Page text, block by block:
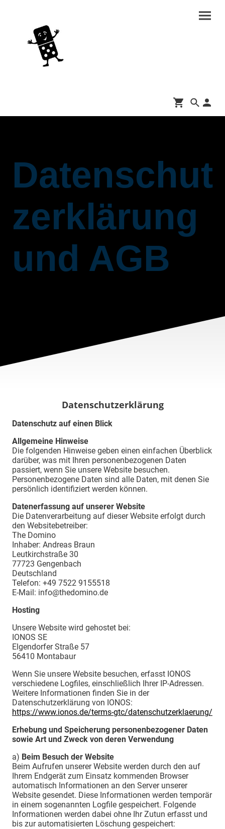
Datenschut
zerklärung
und AGB
Datenschutzerklärung
Datenschutz auf einen Blick
Allgemeine Hinweise
Die folgenden Hinweise geben einen einfachen Überblick
darüber, was mit Ihren personenbezogenen Daten
passiert, wenn Sie unsere Website besuchen.
Personenbezogene Daten sind alle Daten, mit denen Sie
persönlich identifiziert werden können.
Datenerfassung auf unserer Website
Die Datenverarbeitung auf dieser Website erfolgt durch
den Websitebetreiber:
The Domino
Inhaber: Andreas Braun
Leutkirchstraße 30
77723 Gengenbach
Deutschland
Telefon: +49 7522 9155518
E-Mail: info@thedomino.de
Hosting
Unsere Website wird gehostet bei:
IONOS SE
Elgendorfer Straße 57
56410 Montabaur
Wenn Sie unsere Website besuchen, erfasst IONOS
verschiedene Logfiles, einschließlich Ihrer IP-Adressen.
Weitere Informationen finden Sie in der
Datenschutzerklärung von IONOS:
https://www.ionos.de/terms-gtc/datenschutzerklaerung/
Erhebung und Speicherung personenbezogener Daten
sowie Art und Zweck von deren Verwendung
a) Beim Besuch der Website
Beim Aufrufen unserer Website werden durch den auf
Ihrem Endgerät zum Einsatz kommenden Browser
automatisch Informationen an den Server unserer
Website gesendet. Diese Informationen werden temporär
in einem sogenannten Logfile gespeichert. Folgende
Informationen werden dabei ohne Ihr Zutun erfasst und
bis zur automatisierten Löschung gespeichert: